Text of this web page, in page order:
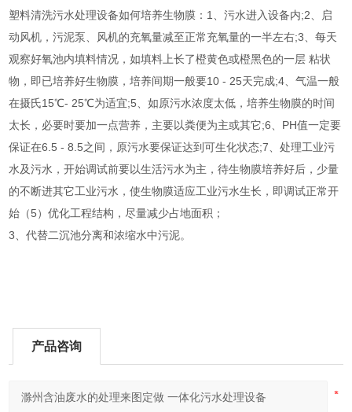
塑料清洗污水处理设备如何培养生物膜：1、污水进入设备内;2、启
动风机，污泥泵、风机的充氧量减至正常充氧量的一半左右;3、每天
观察好氧池内填料情况，如填料上长了橙黄色或橙黑色的一层 粘状
物，即已培养好生物膜，培养间期一般要10 - 25天完成;4、气温一般
在摄氏15℃- 25℃为适宜;5、如原污水浓度太低，培养生物膜的时间
太长，必要时要加一点营养，主要以粪便为主或其它;6、PH值一定要
保证在6.5 - 8.5之间，原污水要保证达到可生化状态;7、处理工业污
水及污水，开始调试前要以生活污水为主，待生物膜培养好后，少量
的不断进其它工业污水，使生物膜适应工业污水生长，即调试正常开
始（5）优化工程结构，尽量减少占地面积；
3、代替二沉池分离和浓缩水中污泥。
产品咨询